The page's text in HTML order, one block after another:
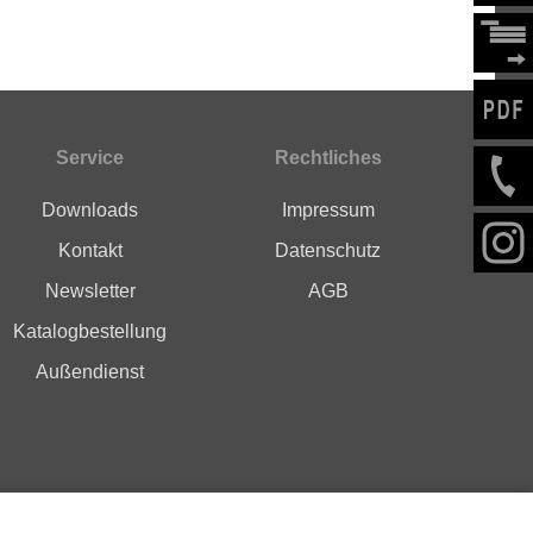
Service
Downloads
Kontakt
Newsletter
Katalogbestellung
Außendienst
Rechtliches
Impressum
Datenschutz
AGB